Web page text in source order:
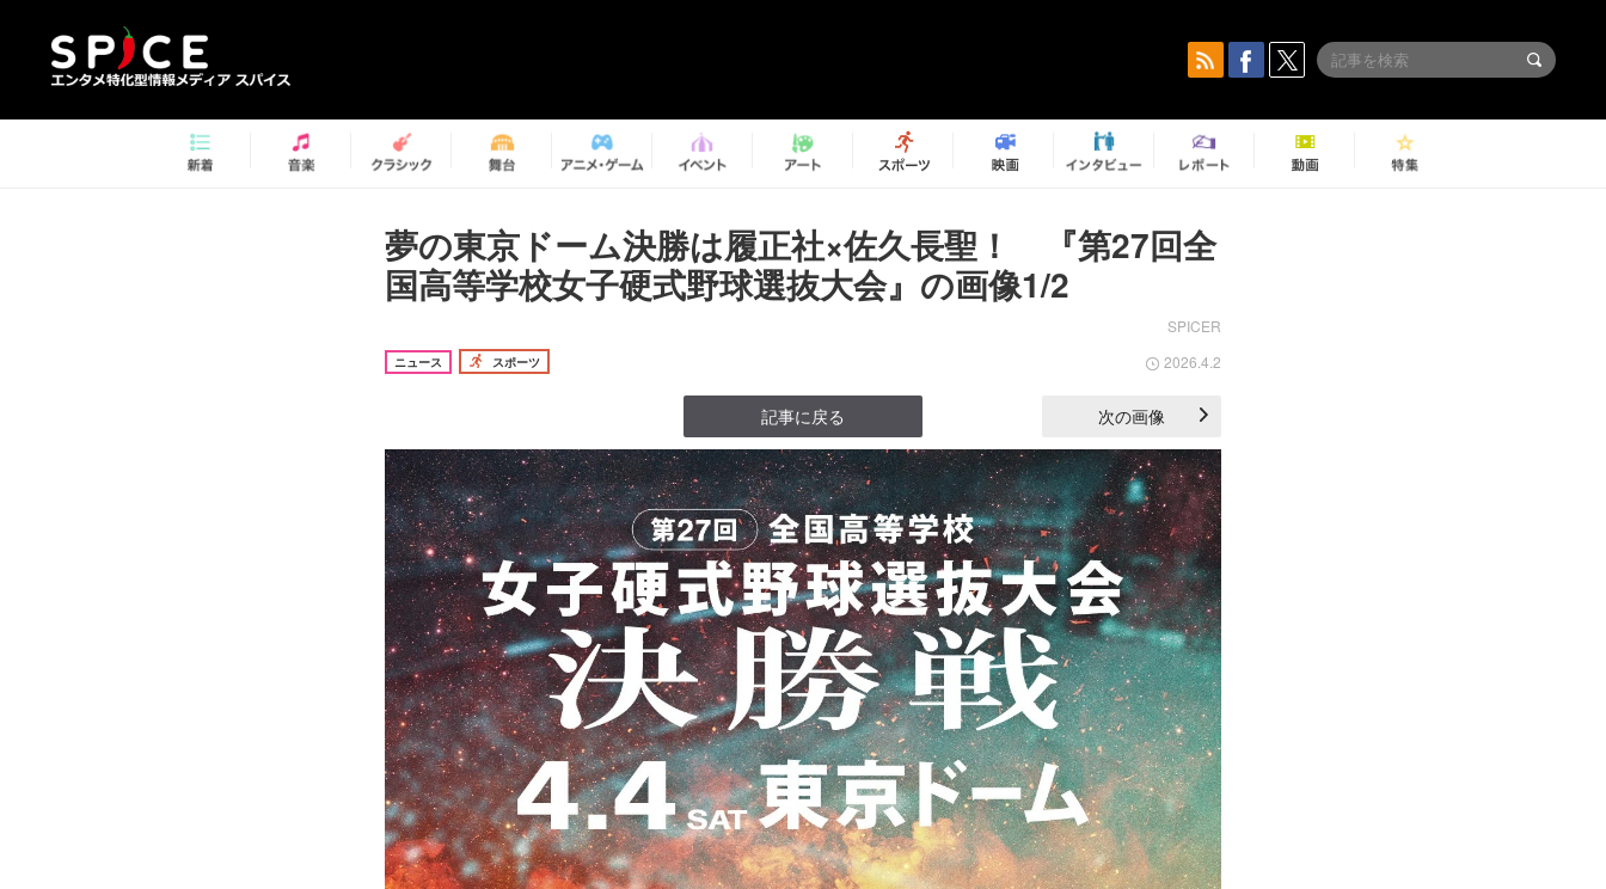
夢の東京ドーム決勝は履正社×佐久長聖！ 『第27回全
国高等学校女子硬式野球選抜大会』の画像1/2
SPICER
ニュース スポーツ 2026.4.2
記事に戻る 次の画像